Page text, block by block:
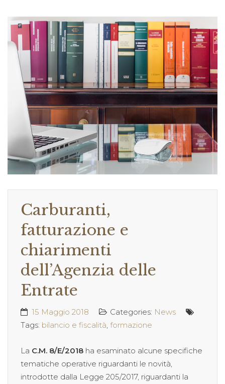
Carburanti,
fatturazione e
chiarimenti
dell’Agenzia delle
Entrate
15 Maggio 2018 Categories: News
Tags: bilancio e fiscalità formazione
La C.M. 8/E/2018 ha esaminato alcune specifiche
tematiche operative riguardanti le novità,
introdotte dalla Legge 205/2017, riguardanti la